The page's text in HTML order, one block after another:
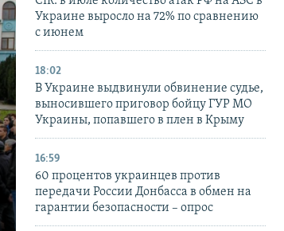
Украине выросло на 72% по сравнению
с июнем
18:02
В Украине выдвинули обвинение судье,
выносившего приговор бойцу ГУР МО
Украины, попавшего в плен в Крыму
16:59
60 процентов украинцев против
передачи России Донбасса в обмен на
гарантии безопасности – опрос